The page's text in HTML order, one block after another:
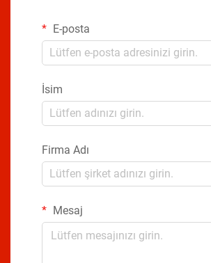
E-posta
İsim
Firma Adı
Mesaj